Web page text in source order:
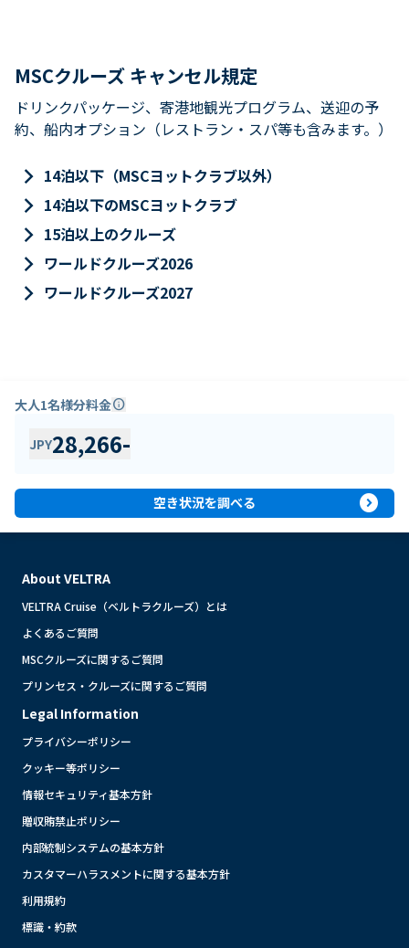
MSCクルーズ キャンセル規定
ドリンクパッケージ、寄港地観光プログラム、送迎の予
約、船内オプション（レストラン・スパ等も含みます。）
keyboard_arrow_right 14泊以下（MSCヨットクラブ以外）
keyboard_arrow_right 14泊以下のMSCヨットクラブ
keyboard_arrow_right 15泊以上のクルーズ
keyboard_arrow_right ワールドクルーズ2026
keyboard_arrow_right ワールドクルーズ2027
大人1名様分料金info
JPY28,266-
空き状況を調べる expand_circle_right
About VELTRA
VELTRA Cruise（ベルトラクルーズ）とは
よくあるご質問
MSCクルーズに関するご質問
プリンセス・クルーズに関するご質問
Legal Information
プライバシーポリシー
クッキー等ポリシー
情報セキュリティ基本方針
贈収賄禁止ポリシー
内部統制システムの基本方針
カスタマーハラスメントに関する基本方針
利用規約
標識・約款